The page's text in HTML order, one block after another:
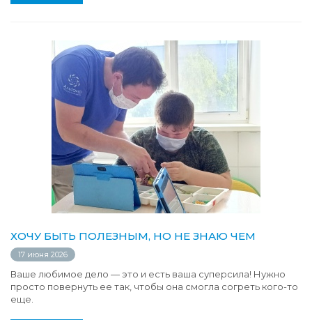
ХОЧУ БЫТЬ ПОЛЕЗНЫМ, НО НЕ ЗНАЮ ЧЕМ
17 июня 2026
Ваше любимое дело — это и есть ваша суперсила! Нужно
просто повернуть ее так, чтобы она смогла согреть кого-то
еще.